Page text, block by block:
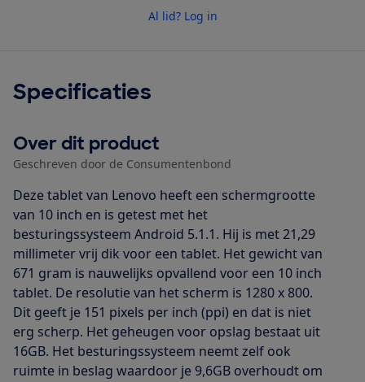
Al lid? Log in
Specificaties
Over dit product
Geschreven door de Consumentenbond
Deze tablet van Lenovo heeft een schermgrootte
van 10 inch en is getest met het
besturingssysteem Android 5.1.1. Hij is met 21,29
millimeter vrij dik voor een tablet. Het gewicht van
671 gram is nauwelijks opvallend voor een 10 inch
tablet. De resolutie van het scherm is 1280 x 800.
Dit geeft je 151 pixels per inch (ppi) en dat is niet
erg scherp. Het geheugen voor opslag bestaat uit
16GB. Het besturingssysteem neemt zelf ook
ruimte in beslag waardoor je 9,6GB overhoudt om